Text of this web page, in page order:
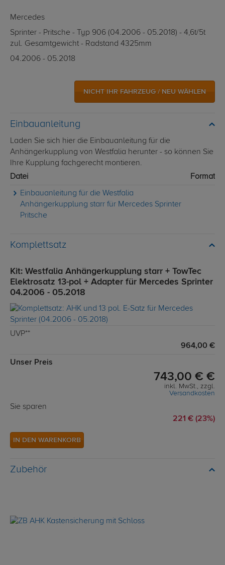
Mercedes
Sprinter - Pritsche - Typ 906 (04.2006 - 05.2018) - 4,6t/5t
zul. Gesamtgewicht - Radstand 4325mm
04.2006 - 05.2018
NICHT IHR FAHRZEUG / NEU WÄHLEN
Einbauanleitung
Laden Sie sich hier die Einbauanleitung für die
Anhängerkupplung von Westfalia herunter - so können Sie
Ihre Kupplung fachgerecht montieren.
Datei
Format
Einbauanleitung für die Westfalia
Anhängerkupplung starr für Mercedes Sprinter
Pritsche
Komplettsatz
Kit: Westfalia Anhängerkupplung starr + TowTec
Elektrosatz 13-pol + Adapter für Mercedes Sprinter
04.2006 - 05.2018
UVP**
964,00 €
Unser Preis
743,00 € €
inkl. MwSt., zzgl.
Versandkosten
Sie sparen
221 € (23%)
IN DEN WARENKORB
Zubehör